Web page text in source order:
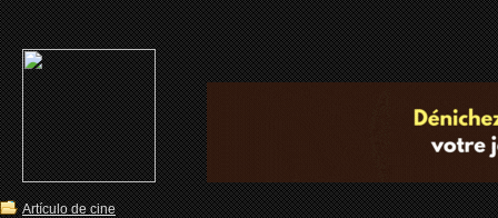
Artículo de cine